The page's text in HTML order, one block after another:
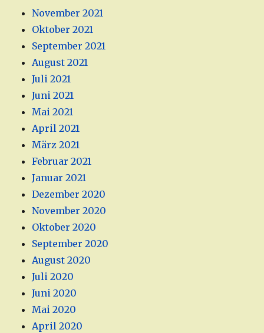
November 2021
Oktober 2021
September 2021
August 2021
Juli 2021
Juni 2021
Mai 2021
April 2021
März 2021
Februar 2021
Januar 2021
Dezember 2020
November 2020
Oktober 2020
September 2020
August 2020
Juli 2020
Juni 2020
Mai 2020
April 2020